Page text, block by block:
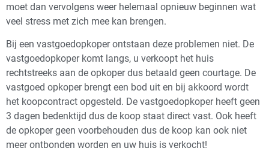
moet dan vervolgens weer helemaal opnieuw beginnen wat
veel stress met zich mee kan brengen.
Bij een vastgoedopkoper ontstaan deze problemen niet. De
vastgoedopkoper komt langs, u verkoopt het huis
rechtstreeks aan de opkoper dus betaald geen courtage. De
vastgoed opkoper brengt een bod uit en bij akkoord wordt
het koopcontract opgesteld. De vastgoedopkoper heeft geen
3 dagen bedenktijd dus de koop staat direct vast. Ook heeft
de opkoper geen voorbehouden dus de koop kan ook niet
meer ontbonden worden en uw huis is verkocht!